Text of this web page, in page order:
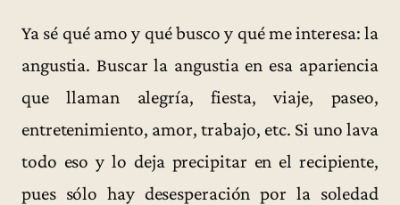
Ya sé qué amo y qué busco y qué me interesa: la
angustia. Buscar la angustia en esa apariencia
que llaman alegría, fiesta, viaje, paseo,
entretenimiento, amor, trabajo, etc. Si uno lava
todo eso y lo deja precipitar en el recipiente,
pues sólo hay desesperación por la soledad